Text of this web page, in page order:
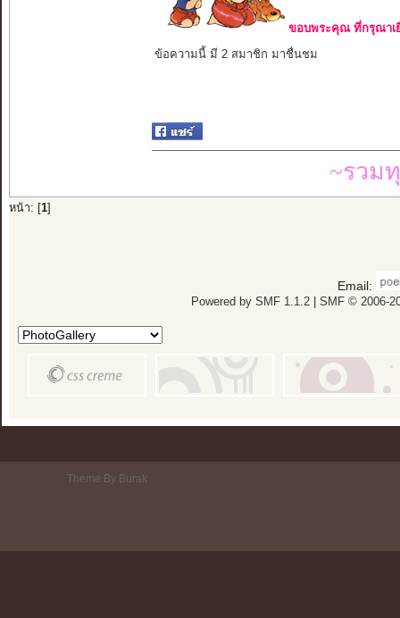
ขอบพระคุณ ที่กรุณาเ
ข้อความนี้ มี 2 สมาชิก มาชื่นชม
~รวม
หน้า: [ 1]
Email:
Powered by SMF 1.1.2| SMF © 2006-
Theme By Burak